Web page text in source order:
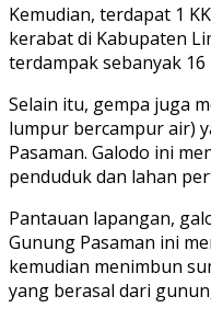
Kemudian, terdapat 1
kerabat di Kabupaten
terdampak sebanyak 16
Selain itu, gempa juga
lumpur bercampur air)
Pasaman. Galodo ini
penduduk dan lahan
Pantauan lapangan,
Gunung Pasaman ini
kemudian menimbun
yang berasal dari